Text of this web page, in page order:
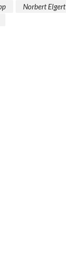
Norbert Elgert